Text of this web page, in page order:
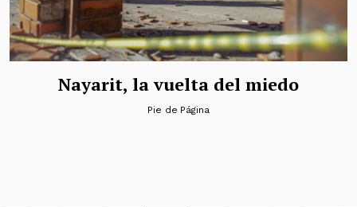
Nayarit, la vuelta del miedo
Pie de Página